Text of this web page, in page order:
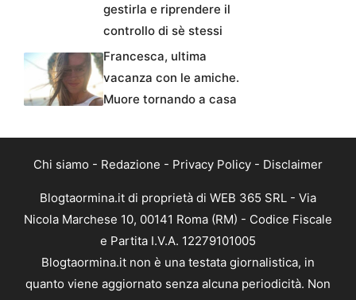
gestirla e riprendere il
controllo di sè stessi
Francesca, ultima
vacanza con le amiche.
Muore tornando a casa
Chi siamo - Redazione - Privacy Policy - Disclaimer
Blogtaormina.it di proprietà di WEB 365 SRL - Via
Nicola Marchese 10, 00141 Roma (RM) - Codice Fiscale
e Partita I.V.A. 12279101005
Blogtaormina.it non è una testata giornalistica, in
quanto viene aggiornato senza alcuna periodicità. Non